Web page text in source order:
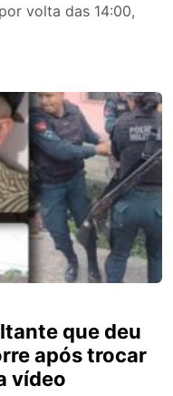
volta das 14:00,
que deu
após trocar
vídeo